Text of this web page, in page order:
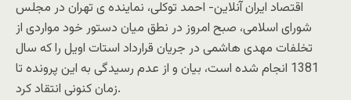
اقتصاد ایران آنلاین- احمد توکلی، نماینده ی تهران در مجلس
شورای اسلامی، صبح امروز در نطق میان دستور خود مواردی از
تخلفات مهدی هاشمی در جریان قرارداد استات اویل را که سال
1381 انجام شده است، بیان و از عدم رسیدگی به این پرونده تا
زمان کنونی انتقاد کرد.